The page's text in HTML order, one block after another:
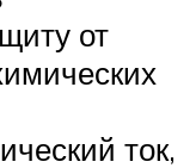
от
ток,